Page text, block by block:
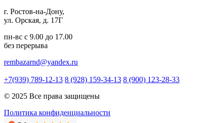
г. Ростов-на-Дону,
ул. Орская, д. 17Г
пн-вс с 9.00 до 17.00
без перерыва
rembazarnd@yandex.ru
+7(939) 789-12-13 8 (928) 159-34-13 8 (900) 123-28-33
© 2025 Все права защищены
Политика конфиденциальности